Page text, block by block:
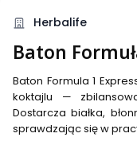
Herbalife
Baton
Baton Formula 1
koktajlu —
Dostarcza białka,
sprawdzając się w